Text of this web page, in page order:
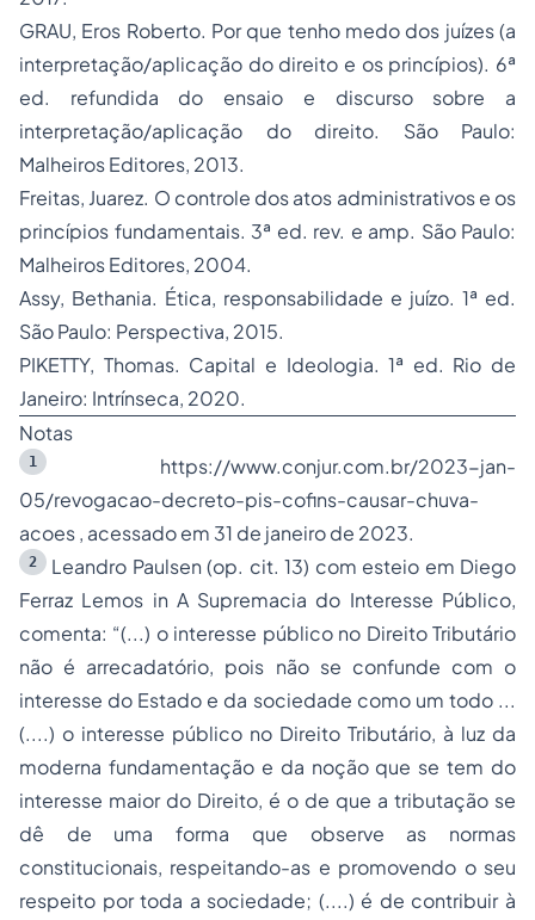
GRAU, Eros Roberto. Por que tenho medo dos juízes (a
interpretação/aplicação do direito e os princípios). 6ª
ed. refundida do ensaio e discurso sobre a
interpretação/aplicação do direito. São Paulo:
Malheiros Editores, 2013.
Freitas, Juarez. O controle dos atos administrativos e os
princípios fundamentais. 3ª ed. rev. e amp. São Paulo:
Malheiros Editores, 2004.
Assy, Bethania. Ética, responsabilidade e juízo. 1ª ed.
São Paulo: Perspectiva, 2015.
PIKETTY, Thomas. Capital e Ideologia. 1ª ed. Rio de
Janeiro: Intrínseca, 2020.
Notas
1
https://www.conjur.com.br/2023-jan-
05/revogacao-decreto-pis-cofins-causar-chuva-
acoes , acessado em 31 de janeiro de 2023.
2
Leandro Paulsen (op. cit. 13) com esteio em Diego
Ferraz Lemos in A Supremacia do Interesse Público,
comenta: “(...) o interesse público no Direito Tributário
não é arrecadatório, pois não se confunde com o
interesse do Estado e da sociedade como um todo ...
(....) o interesse público no Direito Tributário, à luz da
moderna fundamentação e da noção que se tem do
interesse maior do Direito, é o de que a tributação se
dê de uma forma que observe as normas
constitucionais, respeitando-as e promovendo o seu
respeito por toda a sociedade; (....) é de contribuir à